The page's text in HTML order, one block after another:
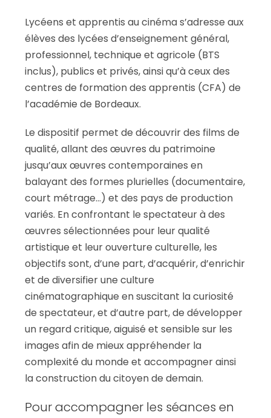
Lycéens et apprentis au cinéma s’adresse aux
élèves des lycées d’enseignement général,
professionnel, technique et agricole (BTS
inclus), publics et privés, ainsi qu’à ceux des
centres de formation des apprentis (CFA) de
l’académie de Bordeaux.
Le dispositif permet de découvrir des films de
qualité, allant des œuvres du patrimoine
jusqu’aux œuvres contemporaines en
balayant des formes plurielles (documentaire,
court métrage…) et des pays de production
variés. En confrontant le spectateur à des
œuvres sélectionnées pour leur qualité
artistique et leur ouverture culturelle, les
objectifs sont, d’une part, d’acquérir, d’enrichir
et de diversifier une culture
cinématographique en suscitant la curiosité
de spectateur, et d’autre part, de développer
un regard critique, aiguisé et sensible sur les
images afin de mieux appréhender la
complexité du monde et accompagner ainsi
la construction du citoyen de demain.
Pour accompagner les séances en